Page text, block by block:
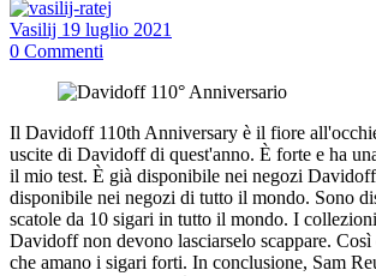
Vasilij 19 luglio 2021
0 Commenti
Il Davidoff 110th Anniversary è il fiore
uscite di Davidoff di quest'anno. È forte e ha
il mio test. È già disponibile nei negozi
disponibile nei negozi di tutto il mondo. Sono
scatole da 10 sigari in tutto il mondo. I
Davidoff non devono lasciarselo scappare.
che amano i sigari forti. In conclusione, Sam